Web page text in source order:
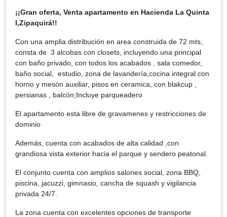
¡¡Gran oferta, Venta apartamento en Hacienda La Quinta
I,Zipaquirá!!
Con una amplia distribución en area construida de 72 mts,
consta de 3 alcobas con closets, incluyendo una principal
con baño privado, con todos los acabados , sala comedor,
baño social, estudio, zona de lavandería,cocina integral con
horno y mesón auxiliar, pisos en ceramica, con blakcup ,
persianas , balcón;Incluye parqueadero
El apartamento esta libre de gravamenes y restricciones de
dominio
Además, cuenta con acabados de alta calidad ,con
grandiosa vista exterior hacia el parque y sendero peatonal.
El conjunto cuenta con amplios salones social, zona BBQ,
piscina, jacuzzi, gimnasio, cancha de squash y vigilancia
privada 24/7.
La zona cuenta con excelentes opciones de transporte